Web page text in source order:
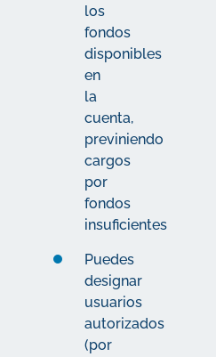
los
fondos
disponibles
en
la
cuenta,
previniendo
cargos
por
fondos
insuficientes
Puedes
designar
usuarios
autorizados
(por